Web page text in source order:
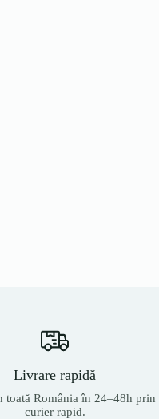
Livrare rapidă
toată România în 24–48h prin
curier rapid.